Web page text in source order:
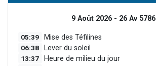
9 Août 2026 - 26 Av 5786
05:39 Mise des Téfilines
06:38 Lever du soleil
13:37 Heure de milieu du jour